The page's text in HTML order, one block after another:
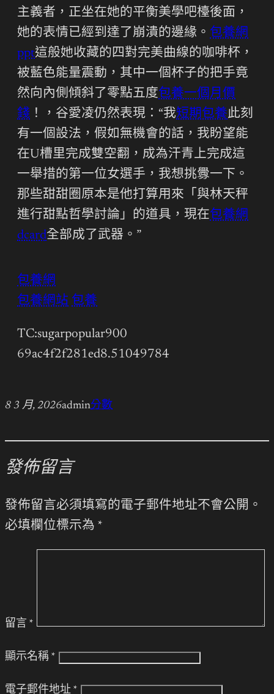
主義者，正坐在她的平衡美學吧檯後面，
她的表情已經到達了崩潰的邊緣。 包養網
ppt這般她收藏的四對完美曲線的咖啡杯，
被藍色能量震動，其中一個杯子的把手竟
然向內側傾斜了零點五度包養一個月價
錢 ！，谷愛凌仍然表現：“我短期包養此刻
有一個設法，假如無機會的話，我盼望能
在U槽里完成雙空翻，成為汗青上完成這
一舉措的第一位女選手，我想挑釁一下。
那些甜甜圈原本是他打算用來「與林天秤
進行甜點哲學討論」的道具，現在包養網
dcard全部成了武器。”
包養網
包養網站 包養
TC:sugarpopular900
69ac4f2f281ed8.51049784
8 3 月, 2026admin分數
發佈留言
發佈留言必須填寫的電子郵件地址不會公開。
必填欄位標示為 *
留言 *
顯示名稱 *
電子郵件地址 *